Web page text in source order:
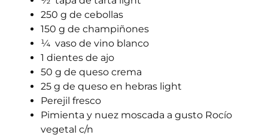
250 g de cebollas
150 g de champiñones
¼ vaso de vino blanco
1 dientes de ajo
50 g de queso crema
25 g de queso en hebras light
Perejil fresco
Pimienta y nuez moscada a gusto Rocío
vegetal c/n